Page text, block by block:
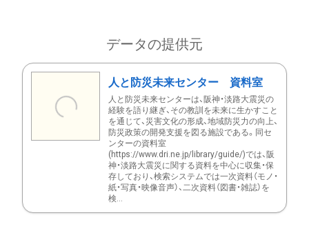
データの提供元
人と防災未来センター 資料室
人と防災未来センターは、阪神・淡路大震災の
経験を語り継ぎ、その教訓を未来に生かすこと
を通じて、災害文化の形成、地域防災力の向上、
防災政策の開発支援を図る施設である。同セ
ンターの資料室
(https://www.dri.ne.jp/library/guide/)では、阪
神・淡路大震災に関する資料を中心に収集・保
存しており、検索システムでは一次資料（モノ・
紙・写真・映像音声）、二次資料（図書・雑誌）を
検...